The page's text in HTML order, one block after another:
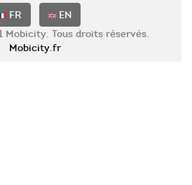
FR
EN
Mobicity. Tous droits réservés.
Mobicity.fr